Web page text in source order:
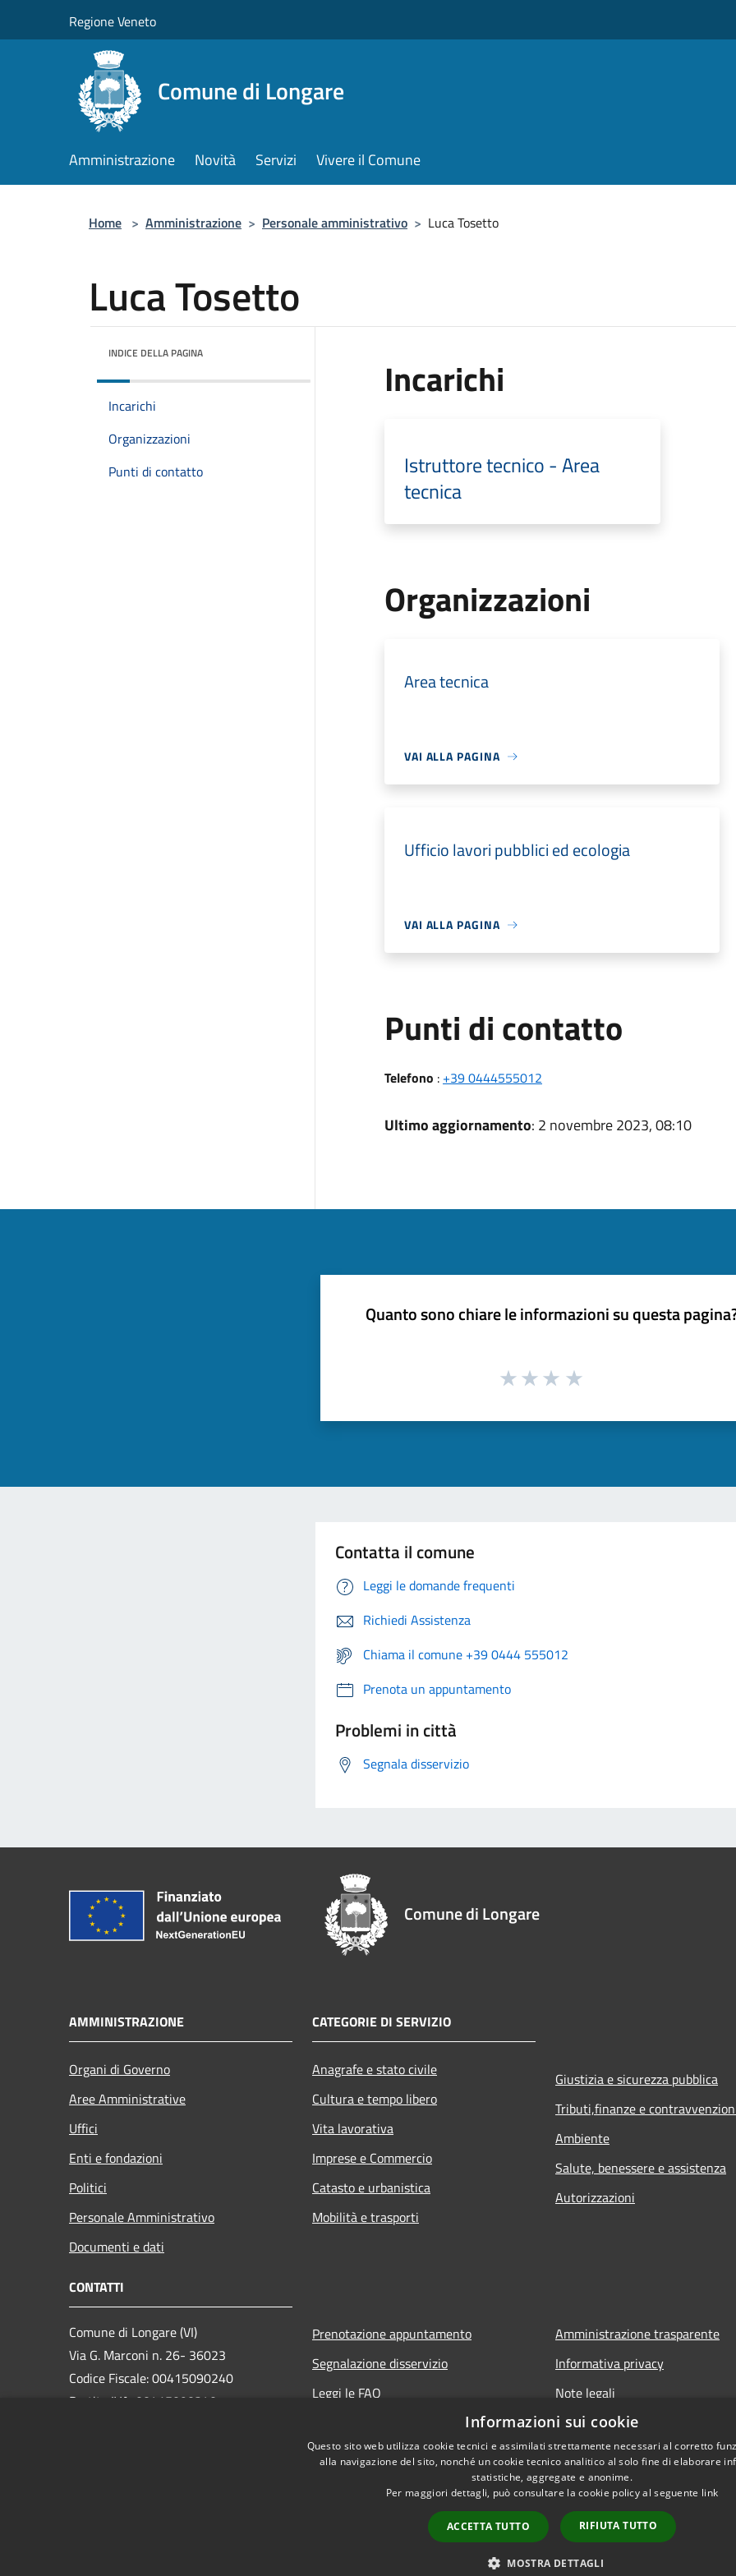
Regione Veneto
Comune di Longare
Amministrazione Novità Servizi Vivere il Comune
Home > Amministrazione > Personale amministrativo > Luca Tosetto
Luca Tosetto
INDICE DELLA PAGINA
Incarichi
Organizzazioni
Punti di contatto
Incarichi
Istruttore tecnico - Area
tecnica
Organizzazioni
Area tecnica
VAI ALLA PAGINA
Ufficio lavori pubblici ed ecologia
VAI ALLA PAGINA
Punti di contatto
Telefono : +39 0444555012
Ultimo aggiornamento: 2 novembre 2023, 08:10
Quanto sono chiare le informazioni su questa
Contatta il comune
Leggi le domande frequenti
Richiedi Assistenza
Chiama il comune +39 0444 555012
Prenota un appuntamento
Problemi in città
Segnala disservizio
Comune di Longare
AMMINISTRAZIONE
Organi di Governo
Aree Amministrative
Uffici
Enti e fondazioni
Politici
Personale Amministrativo
Documenti e dati
CATEGORIE DI SERVIZIO
Anagrafe e stato civile
Cultura e tempo libero
Vita lavorativa
Imprese e Commercio
Catasto e urbanistica
Mobilità e trasporti
Giustizia e sicurezza pubblica
Tributi,finanze e
Ambiente
Salute, benessere e assistenza
Autorizzazioni
CONTATTI
Comune di Longare (VI)
Via G. Marconi n. 26- 36023
Codice Fiscale: 00415090240
Partita IVA: 00415090240
Prenotazione appuntamento
Segnalazione disservizio
Leggi le FAQ
Amministrazione trasparente
Informativa privacy
Note legali
Dichiarazione di accessibilità
Copyright © 2026 • Comune
Informazioni sui cookie
Questo sito web utilizza cookie tecnici e assimilati strettamente necessari al corretto
alla navigazione del sito, nonché un cookie tecnico analitico al solo fine di elaborare
statistiche, aggregate e anonime.
Per maggiori dettagli, può consultare la cookie policy al seguente link
ACCETTA TUTTO RIFIUTA TUTTO
MOSTRA DETTAGLI